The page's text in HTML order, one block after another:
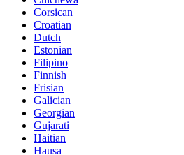
Corsican
Croatian
Dutch
Estonian
Filipino
Finnish
Frisian
Galician
Georgian
Gujarati
Haitian
Hausa